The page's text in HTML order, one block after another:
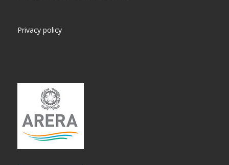
Privacy policy